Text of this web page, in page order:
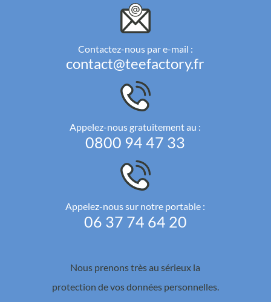
Contactez-nous par e-mail :
contact@teefactory.fr
Appelez-nous gratuitement au :
0800 94 47 33
Appelez-nous sur notre portable :
06 37 74 64 20
Nous prenons très au sérieux la
protection de vos données personnelles.